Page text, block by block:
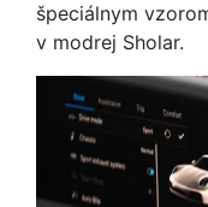
špeciálnym
v modrej Sholar.